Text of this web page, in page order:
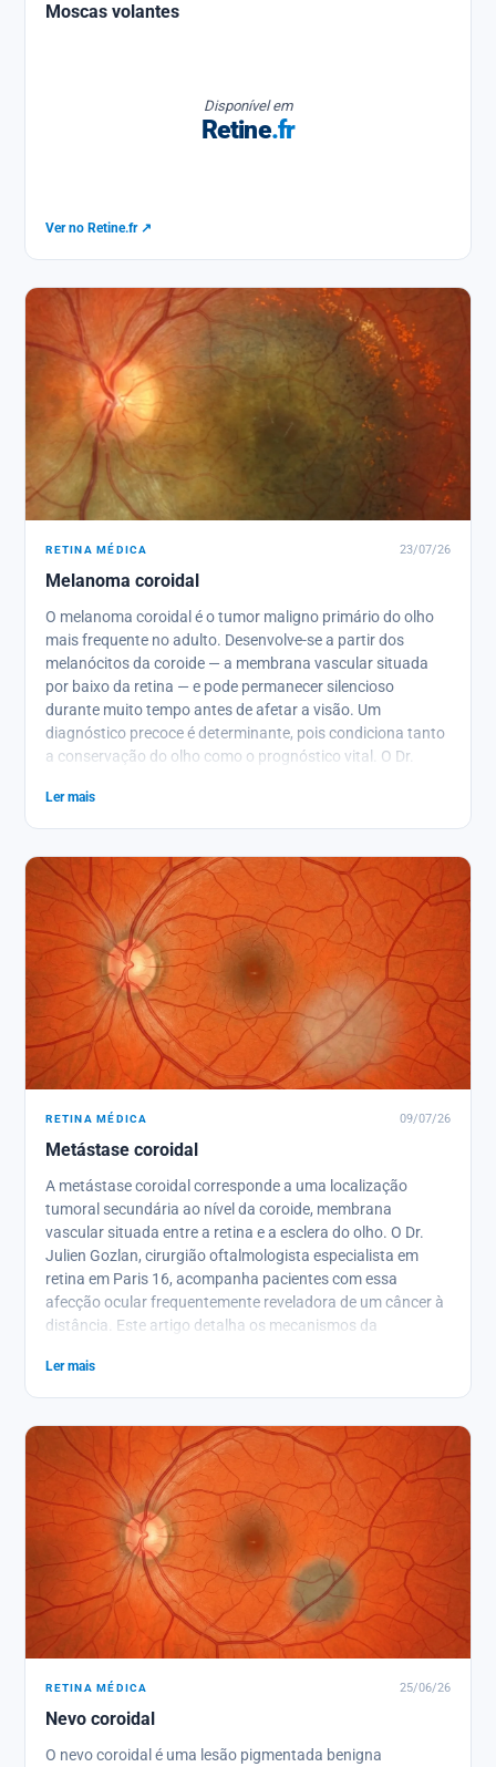
Moscas volantes
Disponível em
Retine.fr
Ver no Retine.fr ↗
RETINA MÉDICA 23/07/26
Melanoma coroidal
O melanoma coroidal é o tumor maligno primário do olho
mais frequente no adulto. Desenvolve-se a partir dos
melanócitos da coroide — a membrana vascular situada
por baixo da retina — e pode permanecer silencioso
durante muito tempo antes de afetar a visão. Um
diagnóstico precoce é determinante, pois condiciona tanto
a conservação do olho como o prognóstico vital. O Dr.
retina em Paris 16, explica-lhe como reconhecer um
melanoma coroidal, como é diagnosticado e quais são as
Ler mais
RETINA MÉDICA 09/07/26
Metástase coroidal
A metástase coroidal corresponde a uma localização
tumoral secundária ao nível da coroide, membrana
vascular situada entre a retina e a esclera do olho. O Dr.
Julien Gozlan, cirurgião oftalmologista especialista em
retina em Paris 16, acompanha pacientes com essa
afecção ocular frequentemente reveladora de um câncer à
distância. Este artigo detalha os mecanismos da
exames diagnósticos indispensáveis e as opções
terapêuticas atuais, numa abordagem tranquilizadora e
Ler mais
RETINA MÉDICA 25/06/26
Nevo coroidal
O nevo coroidal é uma lesão pigmentada benigna